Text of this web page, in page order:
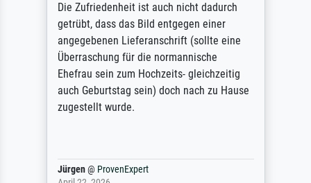
Die Zufriedenheit ist auch nicht dadurch
getrübt, dass das Bild entgegen einer
angegebenen Lieferanschrift (sollte eine
Überraschung für die normannische
Ehefrau sein zum Hochzeits- gleichzeitig
auch Geburtstag sein) doch nach zu Hause
zugestellt wurde.
Jürgen@ ProvenExpert